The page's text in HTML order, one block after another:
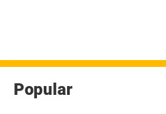
Popular